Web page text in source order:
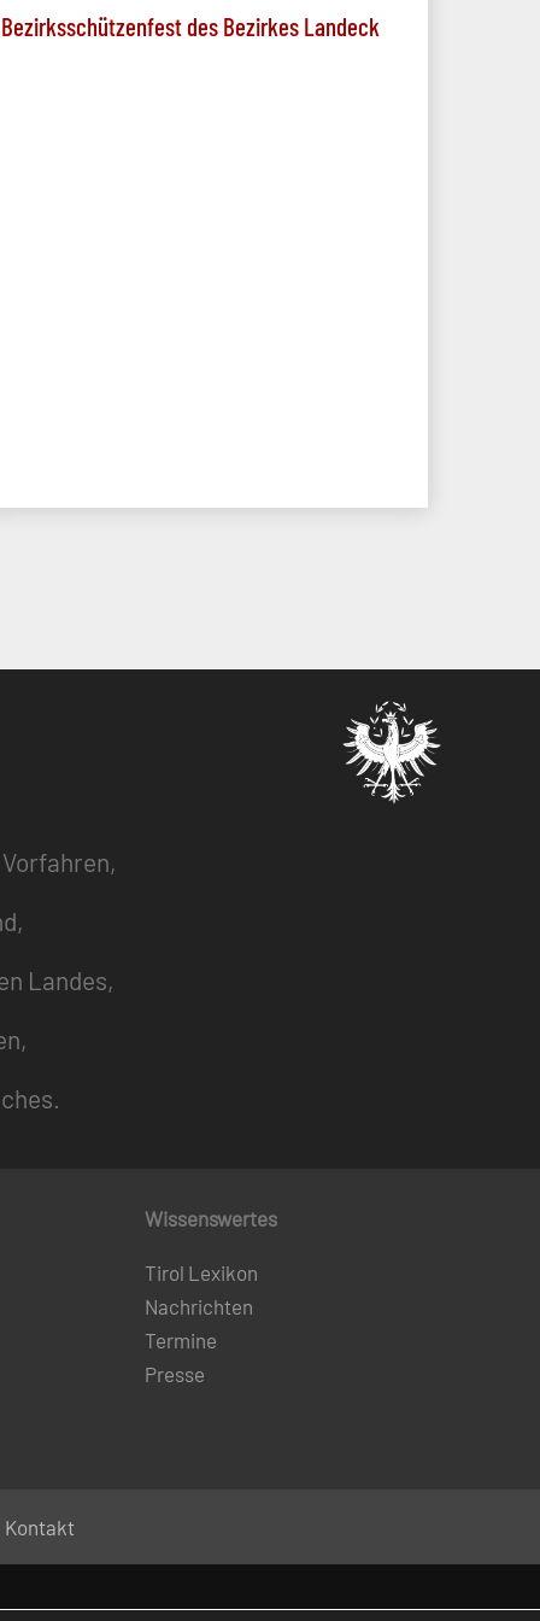
Bezirksschützenfest des Bezirkes Landeck
Landes,
Wissenswertes
Tirol Lexikon
Nachrichten
Termine
Presse
Kontakt